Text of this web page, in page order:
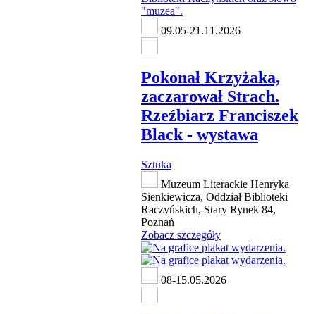
09.05-21.11.2026
Pokonał Krzyżaka,
zaczarował Strach.
Rzeźbiarz Franciszek
Black - wystawa
Sztuka
Muzeum Literackie Henryka
Sienkiewicza, Oddział Biblioteki
Raczyńskich, Stary Rynek 84,
Poznań
Zobacz szczegóły
08-15.05.2026